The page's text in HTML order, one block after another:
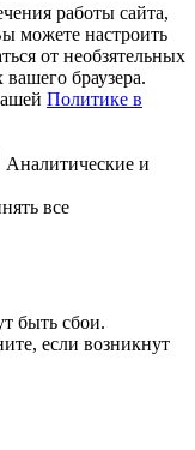
работы сайта,
можете настроить
от необзятельных
браузера.
Политике в
Аналитические и
все
быть сбои.
если возникнут